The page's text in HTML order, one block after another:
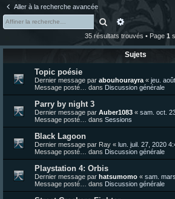
Aller à la recherche avancée
Rechercher
Recherche
35 résultats trouvés • Page 1
Sujets
Topic poésie
Dernier message par abouhourayra « jeu.
Message posté… dans Discussion générale
Parry by night 3
Dernier message par Auber1083 « sam. oct.
Message posté… dans Sessions
Black Lagoon
Dernier message par Ray « lun. juil. 27, 2020
Message posté… dans Discussion générale
Playstation 4: Orbis
Dernier message par hatsumomo « sam.
Message posté… dans Discussion générale